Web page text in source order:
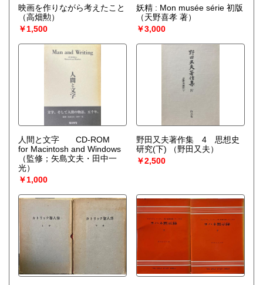
映画を作りながら考えたこと
（高畑勲）
￥1,500
妖精 : Mon musée série 初版
（天野喜孝 著）
￥3,000
人間と文字 CD-ROM
for Macintosh and Windows
（監修；矢島文夫・田中一
光）
￥1,000
野田又夫著作集 4 思想史
研究(下)
（野田又夫）
￥2,500